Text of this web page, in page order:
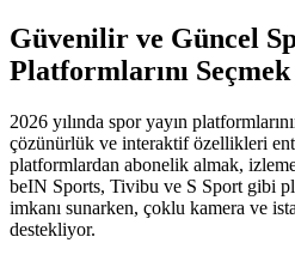
Güvenilir ve Güncel
Platformlarını Seçmek
2026 yılında spor yayın
çözünürlük ve interaktif özellikleri
platformlardan abonelik almak,
beIN Sports, Tivibu ve S Sport gibi
imkanı sunarken, çoklu kamera ve
destekliyor.